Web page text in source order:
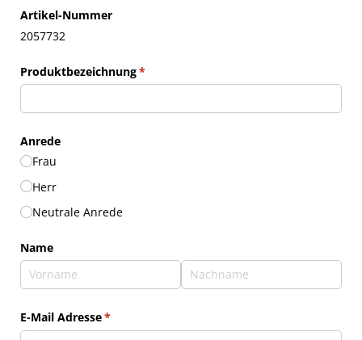
Artikel-Nummer
2057732
Produktbezeichnung*
(erforderlich)
Anrede
Frau
Herr
Neutrale Anrede
Name
E-Mail Adresse*
(erforderlich)